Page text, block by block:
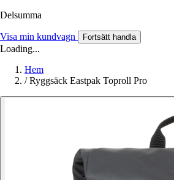
Delsumma
Visa min kundvagn Fortsätt handla
Loading...
Hem
/ Ryggsäck Eastpak Toproll Pro